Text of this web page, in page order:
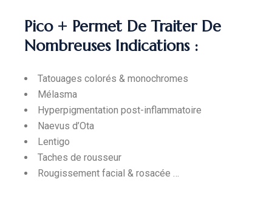
Pico + Permet De Traiter De
Nombreuses Indications :
Tatouages colorés & monochromes
Mélasma
Hyperpigmentation post-inflammatoire
Naevus d’Ota
Lentigo
Taches de rousseur
Rougissement facial & rosacée …